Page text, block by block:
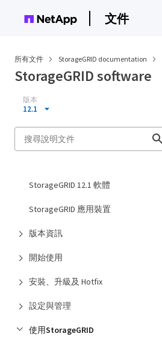
文件
所有文件 StorageGRID documentation
StorageGRID software
版本
12.1
StorageGRID 12.1 軟體
StorageGRID 應用裝置
版本資訊
開始使用
安裝、升級及 Hotfix
設定與管理
使用StorageGRID